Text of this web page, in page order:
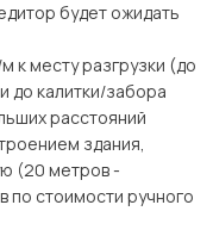
будет ожидать
к месту разгрузки (до
до калитки/забора
расстояний
здания,
(20 метров -
по стоимости ручного